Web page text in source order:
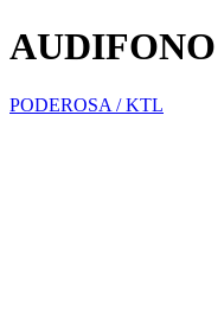
PODEROSA / KTL